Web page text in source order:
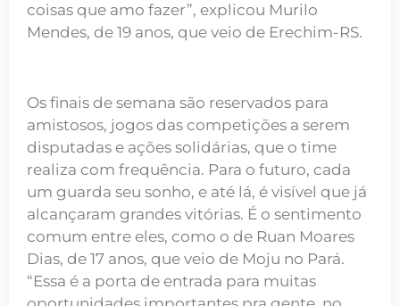
coisas que amo fazer”, explicou Murilo
Mendes, de 19 anos, que veio de Erechim-RS.
Os finais de semana são reservados para
amistosos, jogos das competições a serem
disputadas e ações solidárias, que o time
realiza com frequência. Para o futuro, cada
um guarda seu sonho, e até lá, é visível que já
alcançaram grandes vitórias. É o sentimento
comum entre eles, como o de Ruan Moares
Dias, de 17 anos, que veio de Moju no Pará.
“Essa é a porta de entrada para muitas